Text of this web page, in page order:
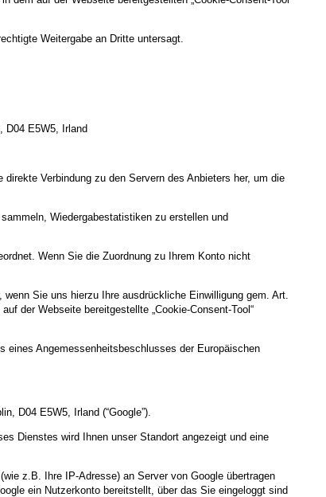
Weitergabe an Dritte untersagt.
D04 E5W5, Irland
Verbindung zu den Servern des Anbieters her, um die
Wiedergabestatistiken zu erstellen und
Wenn Sie die Zuordnung zu Ihrem Konto nicht
Sie uns hierzu Ihre ausdrückliche Einwilligung gem. Art.
der Webseite bereitgestellte „Cookie-Consent-Tool“
eines Angemessenheitsbeschlusses der Europäischen
D04 E5W5, Irland (“Google”).
Dienstes wird Ihnen unser Standort angezeigt und eine
z.B. Ihre IP-Adresse) an Server von Google übertragen
ein Nutzerkonto bereitstellt, über das Sie eingeloggt sind